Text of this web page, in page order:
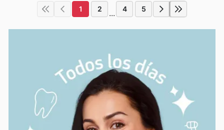
1 2 ... 4 5